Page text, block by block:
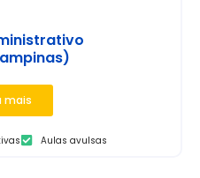
mais
Aulas avulsas